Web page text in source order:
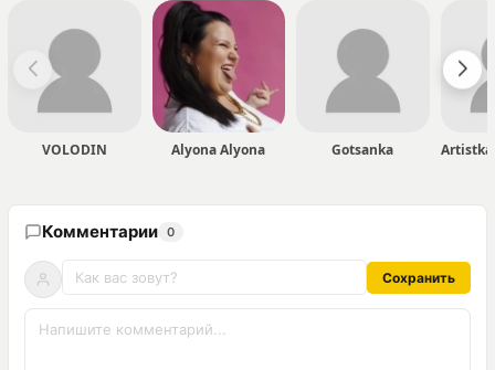
VOLODIN Alyona Alyona Gotsanka
Комментарии 0
Сохранить